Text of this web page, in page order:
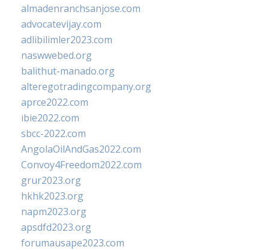
almadenranchsanjose.com
advocatevijay.com
adlibilimler2023.com
naswwebed.org
balithut-manado.org
alteregotradingcompany.org
aprce2022.com
ibie2022.com
sbcc-2022.com
AngolaOilAndGas2022.com
Convoy4Freedom2022.com
grur2023.org
hkhk2023.org
napm2023.org
apsdfd2023.org
forumausape2023.com